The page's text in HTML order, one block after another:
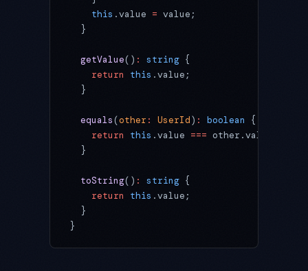
    this
.value = value;
  }
  getValue
() : string {
    return
this .value;
  }
  equals
(other : UserId) : boolean
{
    return
this .value === other.value;
  }
  toString
() : string {
    return
this .value;
  }
}